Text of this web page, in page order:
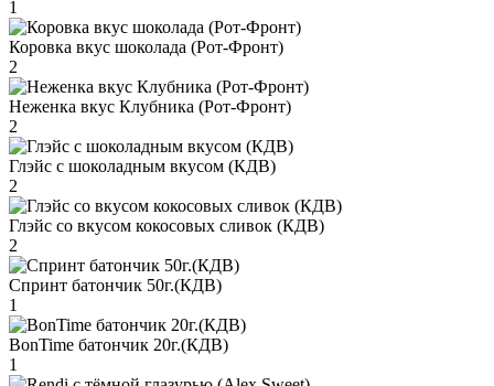
1
Коровка вкус шоколада (Рот-Фронт)
2
Неженка вкус Клубника (Рот-Фронт)
2
Глэйс с шоколадным вкусом (КДВ)
2
Глэйс со вкусом кокосовых сливок (КДВ)
2
Спринт батончик 50г.(КДВ)
1
BonTime батончик 20г.(КДВ)
1